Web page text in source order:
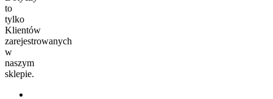
to
tylko
Klientów
zarejestrowanych
w
naszym
sklepie.